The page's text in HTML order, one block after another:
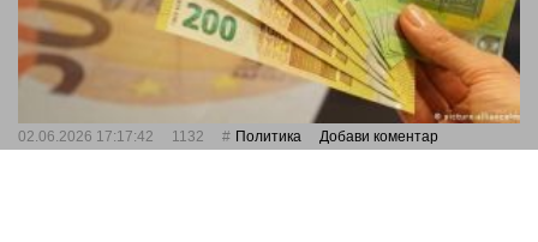
02.06.2026 17:17:42 1132 Политика Добави коментар